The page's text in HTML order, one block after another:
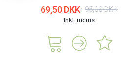
69,50 DKK 95,00 DKK
Inkl. moms